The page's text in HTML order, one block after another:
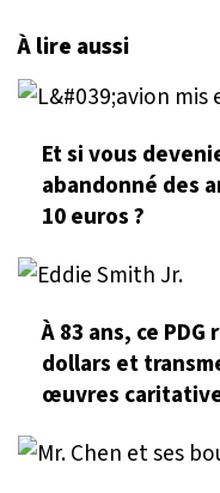
À lire aussi
Et si vous
abandonné des
10 euros ?
À 83 ans, ce
dollars et
œuvres